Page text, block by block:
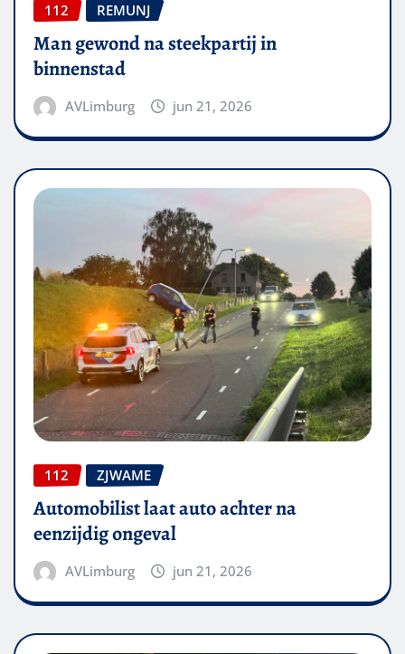
112 REMUNJ
Man gewond na steekpartij in
binnenstad
AVLimburg jun 21, 2026
112 ZJWAME
Automobilist laat auto achter na
eenzijdig ongeval
AVLimburg jun 21, 2026